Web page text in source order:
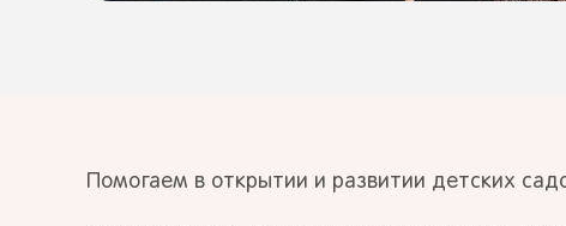
Помогаем в открытии и развитии детских